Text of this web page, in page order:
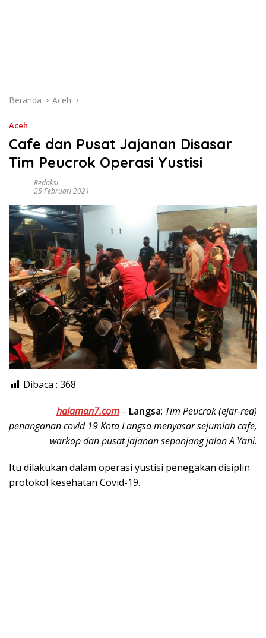
Beranda Aceh
Aceh
Cafe dan Pusat Jajanan Disasar
Tim Peucrok Operasi Yustisi
Redaksi
25 Februari 2021
Dibaca : 368
halaman7.com– Langsa: Tim Peucrok (ejar-red)
penanganan covid 19 Kota Langsa menyasar sejumlah cafe,
warkop dan pusat jajanan sepanjang jalan A Yani.
Itu dilakukan dalam operasi yustisi penegakan disiplin
protokol kesehatan Covid-19.